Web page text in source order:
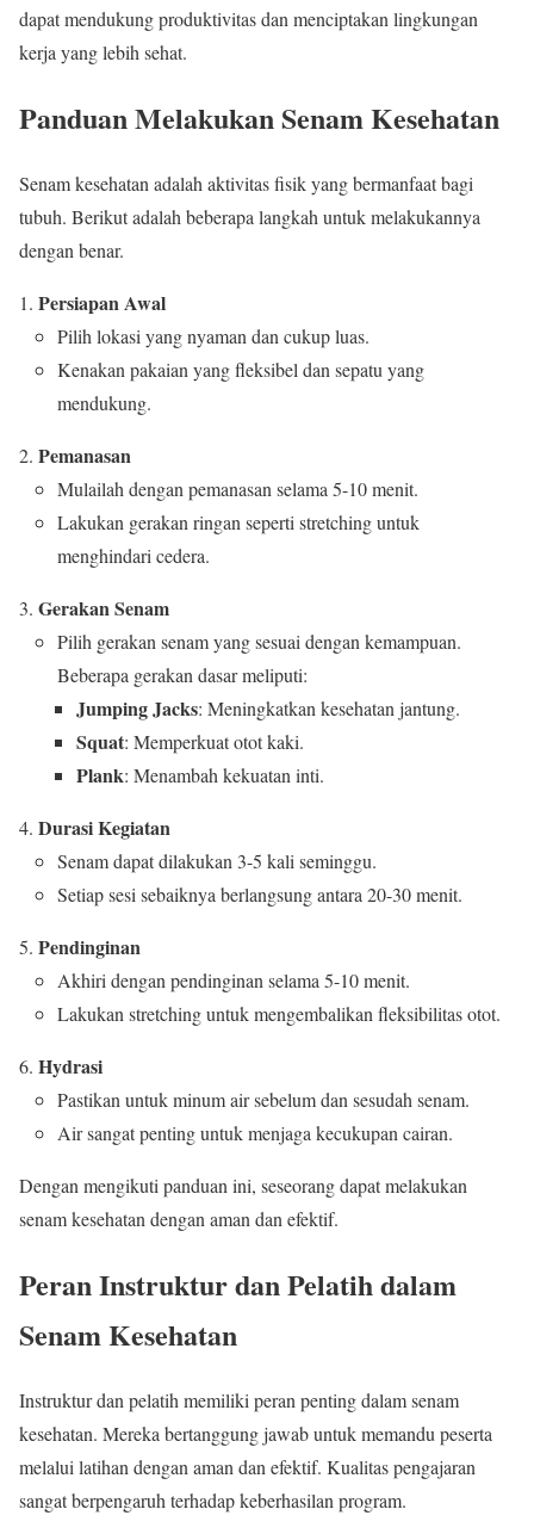
dapat mendukung produktivitas dan menciptakan lingkungan
kerja yang lebih sehat.
Panduan Melakukan Senam Kesehatan
Senam kesehatan adalah aktivitas fisik yang bermanfaat bagi
tubuh. Berikut adalah beberapa langkah untuk melakukannya
dengan benar.
Persiapan Awal
Pilih lokasi yang nyaman dan cukup luas.
Kenakan pakaian yang fleksibel dan sepatu yang
mendukung.
Pemanasan
Mulailah dengan pemanasan selama 5-10 menit.
Lakukan gerakan ringan seperti stretching untuk
menghindari cedera.
Gerakan Senam
Pilih gerakan senam yang sesuai dengan kemampuan.
Beberapa gerakan dasar meliputi:
Jumping Jacks: Meningkatkan kesehatan jantung.
Squat: Memperkuat otot kaki.
Plank: Menambah kekuatan inti.
Durasi Kegiatan
Senam dapat dilakukan 3-5 kali seminggu.
Setiap sesi sebaiknya berlangsung antara 20-30 menit.
Pendinginan
Akhiri dengan pendinginan selama 5-10 menit.
Lakukan stretching untuk mengembalikan fleksibilitas otot.
Hydrasi
Pastikan untuk minum air sebelum dan sesudah senam.
Air sangat penting untuk menjaga kecukupan cairan.
Dengan mengikuti panduan ini, seseorang dapat melakukan
senam kesehatan dengan aman dan efektif.
Peran Instruktur dan Pelatih dalam
Senam Kesehatan
Instruktur dan pelatih memiliki peran penting dalam senam
kesehatan. Mereka bertanggung jawab untuk memandu peserta
melalui latihan dengan aman dan efektif. Kualitas pengajaran
sangat berpengaruh terhadap keberhasilan program.